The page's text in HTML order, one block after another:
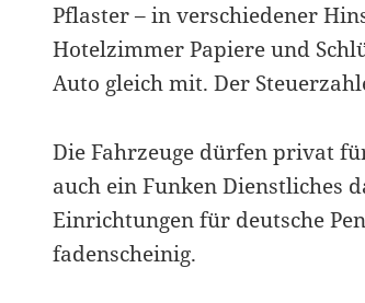
Pflaster – in verschiedener
Hotelzimmer Papiere und
Auto gleich mit. Der
Die Fahrzeuge dürfen privat
auch ein Funken Dienstliches
Einrichtungen für deutsche
fadenscheinig.